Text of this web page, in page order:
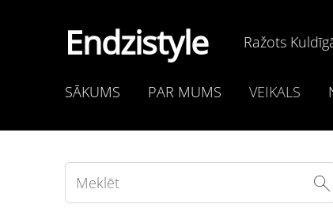
Endzistyle Ražots
SĀKUMS PAR MUMS VEIKALS